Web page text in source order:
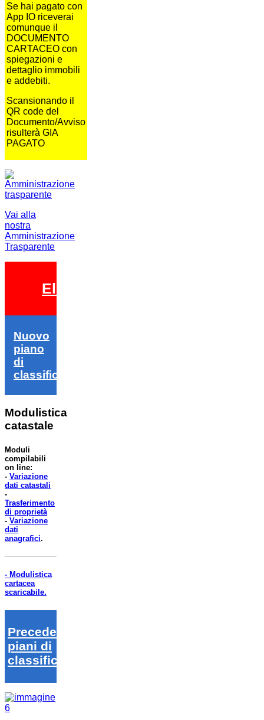
Se hai pagato con
App IO riceverai
comunque il
DOCUMENTO
CARTACEO con
spiegazioni e
dettaglio immobili
e addebiti.
Scansionando il
QR code del
Documento/Avviso
risulterà GIA
PAGATO
Vai alla
nostra
Amministrazione
Trasparente
Elezioni 2026
Nuovo
piano
di
classifica
Modulistica
catastale
Moduli
compilabili
on line:
- Variazione
dati catastali
-
Trasferimento
di proprietà
- Variazione
dati
anagrafici.
- Modulistica
cartacea
scaricabile.
Precedenti
piani di
classifica